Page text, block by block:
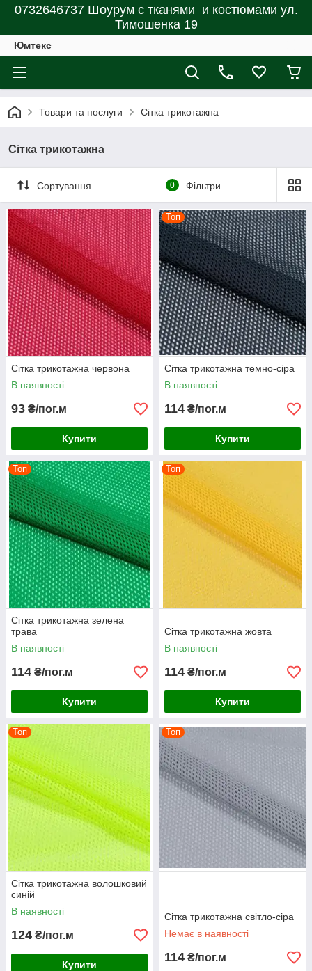
0732646737 Шоурум с тканями и костюмами ул.
Тимошенка 19
Юмтекс
Товари та послуги Сітка трикотажна
Сітка трикотажна
Сортування 0 Фільтри
Сітка трикотажна червона
В наявності
93 ₴/пог.м
Купити
Топ
Сітка трикотажна темно-сіра
В наявності
114 ₴/пог.м
Купити
Топ
Сітка трикотажна зелена
трава
В наявності
114 ₴/пог.м
Купити
Топ
Сітка трикотажна жовта
В наявності
114 ₴/пог.м
Купити
Топ
Сітка трикотажна волошковий
синій
В наявності
124 ₴/пог.м
Купити
Топ
Сітка трикотажна світло-сіра
Немає в наявності
114 ₴/пог.м